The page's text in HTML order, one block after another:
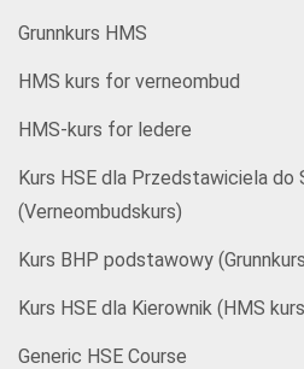
Grunnkurs HMS
HMS kurs for verneombud
HMS-kurs for ledere
Kurs HSE dla Przedstawiciela do
(Verneombudskurs)
Kurs BHP podstawowy
Kurs HSE dla Kierownik (HMS
Generic HSE Course